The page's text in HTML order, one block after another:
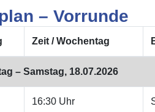
– Vorrunde
Zeit / Wochentag
– Samstag, 18.07.2026
16:30 Uhr